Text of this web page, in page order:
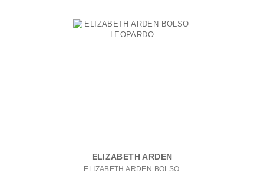
ELIZABETH ARDEN
ELIZABETH ARDEN BOLSO